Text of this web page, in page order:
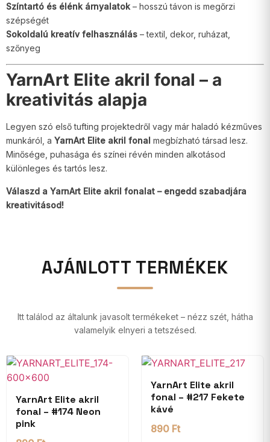
Színtartó és élénk árnyalatok – hosszú távon is megőrzi
szépségét
Sokoldalú kreatív felhasználás – textil, dekor, ruházat,
szőnyeg
YarnArt Elite akril fonal – a
kreativitás alapja
Legyen szó első tufting projektedről vagy már haladó kézműves
munkáról, a YarnArt Elite akril fonal megbízható társad lesz.
Minősége, puhasága és színei révén minden alkotásod
különleges és tartós lesz.
Válaszd a YarnArt Elite akril fonalat – engedd szabadjára
kreativitásod!
AJÁNLOTT TERMÉKEK
Itt találod az általunk javasolt termékeket – nézz szét, hátha
valamelyik elnyeri a tetszésed.
YarnArt Elite akril
fonal – #174 Neon
pink
YarnArt Elite akril
fonal – #217 Fekete
kávé
890 Ft